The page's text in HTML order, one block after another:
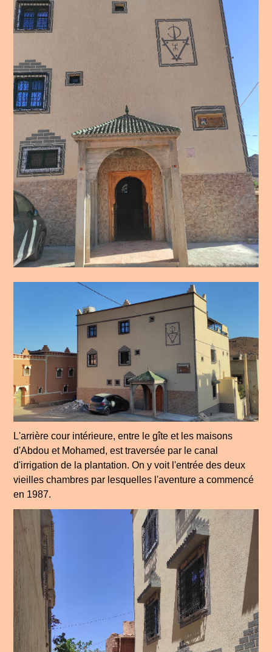
L'arrière cour intérieure, entre le gîte et les maisons
d'Abdou et Mohamed, est traversée par le canal
d'irrigation de la plantation. On y voit l'entrée des deux
vieilles chambres par lesquelles l'aventure a commencé
en 1987.